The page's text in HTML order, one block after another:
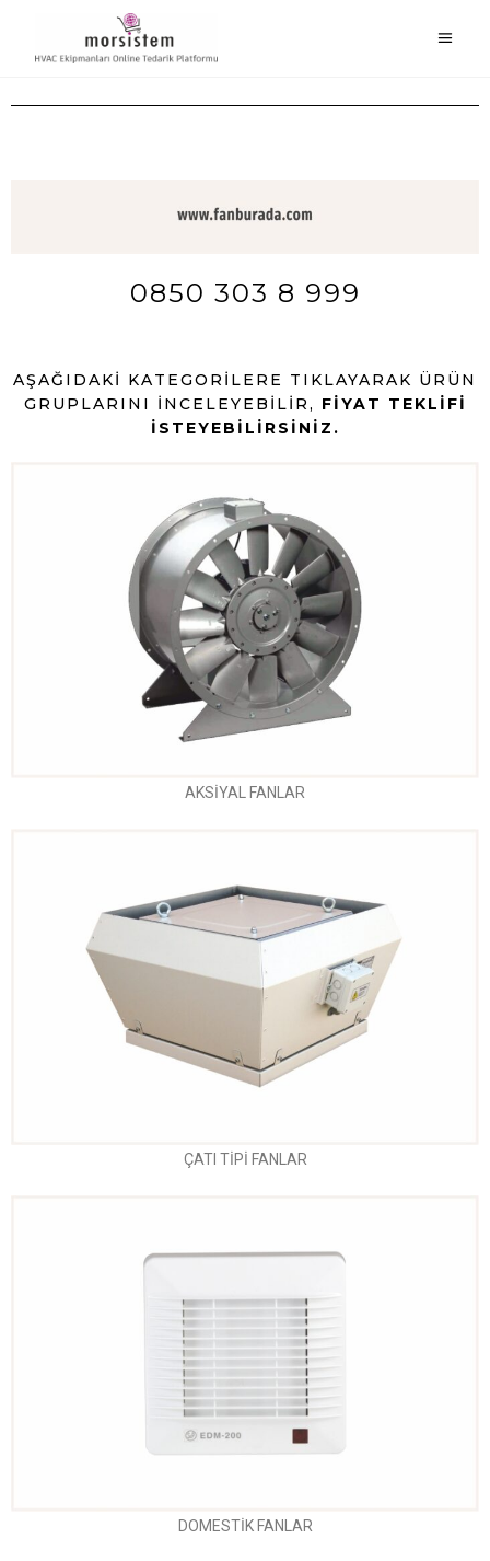
0850 303 8 999
AŞAĞIDAKI KATEGORILERE TIKLAYARAK ÜRÜN
GRUPLARINI İNCELEYEBILIR, FIYAT TEKLIFI
İSTEYEBILIRSINIZ.
AKSİYAL FANLAR
ÇATI TİPİ FANLAR
DOMESTİK FANLAR